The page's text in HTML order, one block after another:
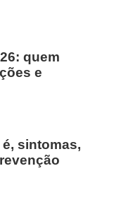
quem
e
sintomas,